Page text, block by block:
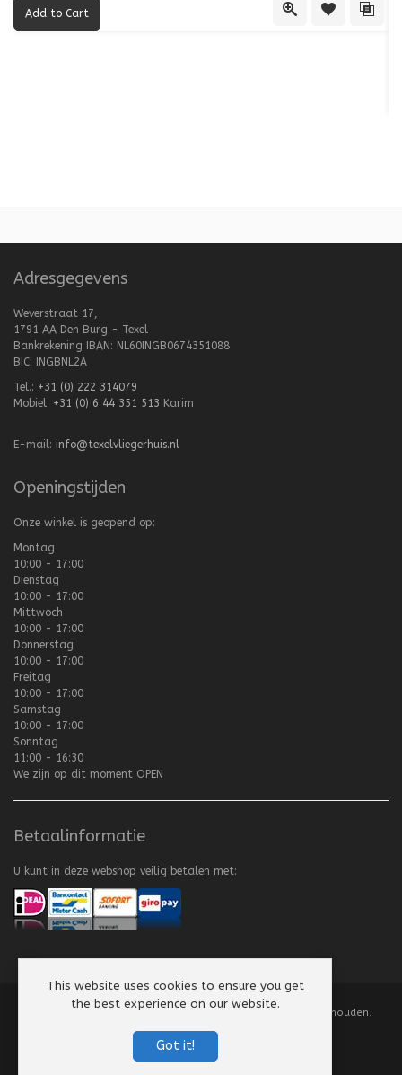
Quick ViewAdd to Add
Adresgegevens
Weverstraat 17,
1791 AA Den Burg - Texel
Bankrekening IBAN: NL60INGB0674351088
BIC: INGBNL2A
Tel.: +31 (0) 222 314079
Mobiel: +31 (0) 6 44 351 513 Karim
E-mail: info@texelvliegerhuis.nl
Openingstijden
Onze winkel is geopend op:
Montag
10:00 - 17:00
Dienstag
10:00 - 17:00
Mittwoch
10:00 - 17:00
Donnerstag
10:00 - 17:00
Freitag
10:00 - 17:00
Samstag
10:00 - 17:00
Sonntag
11:00 - 16:30
We zijn op dit moment OPEN
Betaalinformatie
U kunt in deze webshop veilig betalen met:
2008-2026 Texel Vliegerhuis. Alle rechten voorbehouden.
This website uses cookies to ensure you get
the best experience on our website.
Got it!